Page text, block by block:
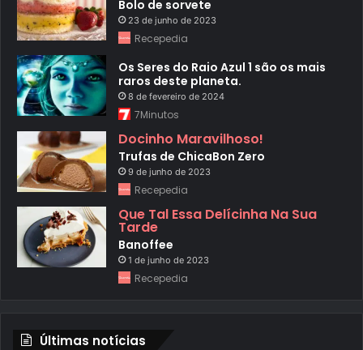
Bolo de sorvete
23 de junho de 2023
Recepedia
Os Seres do Raio Azul 1 são os mais
raros deste planeta.
8 de fevereiro de 2024
7Minutos
Docinho Maravilhoso!
Trufas de ChicaBon Zero
9 de junho de 2023
Recepedia
Que Tal Essa Delícinha Na Sua
Tarde
Banoffee
1 de junho de 2023
Recepedia
Últimas notícias